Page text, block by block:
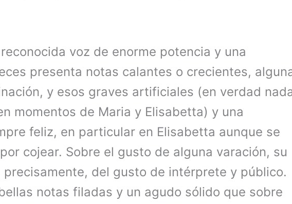
voz de enorme potencia y una
presenta notas calantes o crecientes,
y esos graves artificiales (en verdad
momentos de Maria y Elisabetta) y una
feliz, en particular en Elisabetta aunque se
cojear. Sobre el gusto de alguna varación, su
precisamente, del gusto de intérprete y público.
notas filadas y un agudo sólido que sobre